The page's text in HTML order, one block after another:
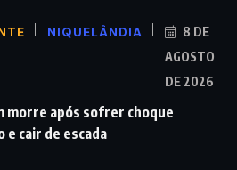
NIQUELÂNDIA
8 DE
AGOSTO
DE 2026
morre após sofrer choque
e cair de escada